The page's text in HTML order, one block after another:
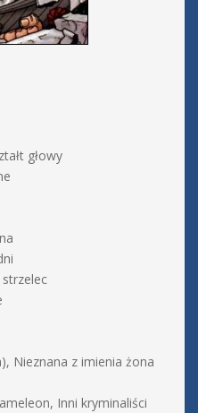
głowy
Nieznana z imienia żona
Inni kryminaliści